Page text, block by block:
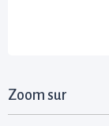
Zoom sur